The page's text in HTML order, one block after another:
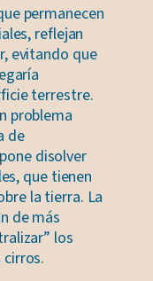
permanecen
reflejan
evitando que
terrestre.
problema
de
disolver
que tienen
la tierra. La
de más
los